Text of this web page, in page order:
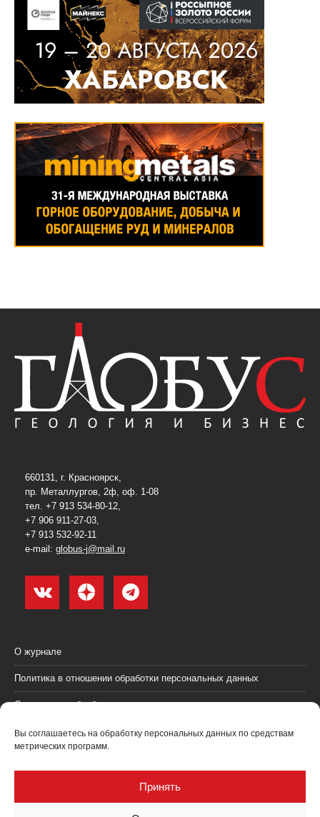
Вы соглашаетесь на обработку персональных данных по средствам
метрических программ.
Принять
660131, г. Красноярск,
пр. Металлургов, 2ф, оф. 1-08
тел. +7 913 534-80-12,
+7 906 911-27-03,
+7 913 532-92-11
e-mail: globus-j@mail.ru
О журнале
Политика в отношении обработки персональных данных
Согласие на обработку персональных данных
Пользовательское соглашение (оферта)